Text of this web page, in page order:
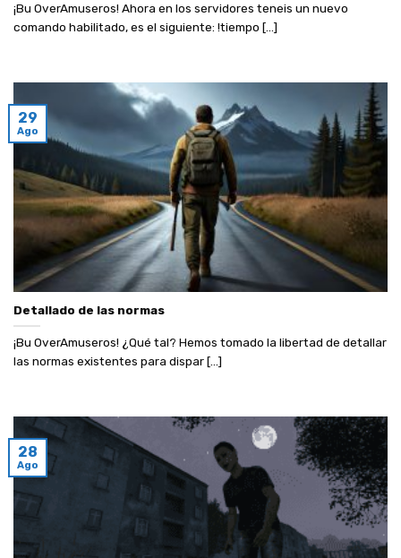
¡Bu OverAmuseros! Ahora en los servidores teneis un nuevo
comando habilitado, es el siguiente: !tiempo [...]
Detallado de las normas
¡Bu OverAmuseros! ¿Qué tal? Hemos tomado la libertad de detallar
las normas existentes para dispar [...]
29
Ago
28
Ago